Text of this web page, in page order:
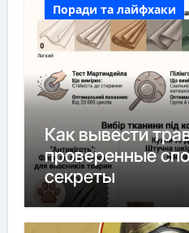
Поради та лайфхаки
Как вывести
проверенные
секреты